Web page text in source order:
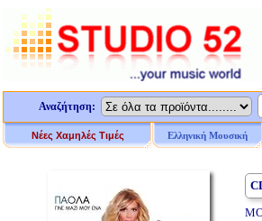
Αναζήτηση:
Νέες Χαμηλές Τιμές Ελληνική Μουσική